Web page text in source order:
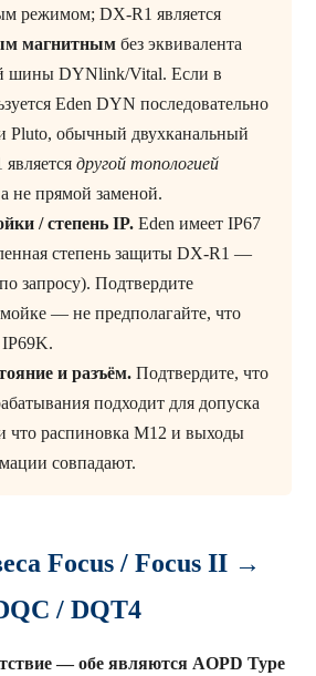
режимом; DX-R1 является
магнитным без эквивалента
шины DYNlink/Vital. Если в
Eden DYN последовательно
Pluto, обычный двухканальный
другой топологией
не прямой заменой.
/ степень IP. Eden имеет IP67
степень защиты DX-R1 —
запросу). Подтвердите
— не предполагайте, что
и разъём. Подтвердите, что
подходит для допуска
что распиновка M12 и выходы
совпадают.
Focus / Focus II →
/ DQT4
— обе являются AOPD Type